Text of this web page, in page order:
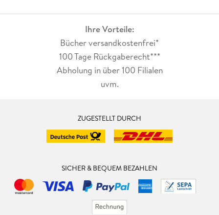
Ihre Vorteile:
Bücher versandkostenfrei*
100 Tage Rückgaberecht***
Abholung in über 100 Filialen
uvm.
ZUGESTELLT DURCH
SICHER & BEQUEM BEZAHLEN